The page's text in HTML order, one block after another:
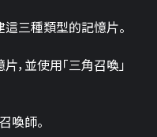
三​​種類型的記憶片。
並使用「三角召喚」
喚師。